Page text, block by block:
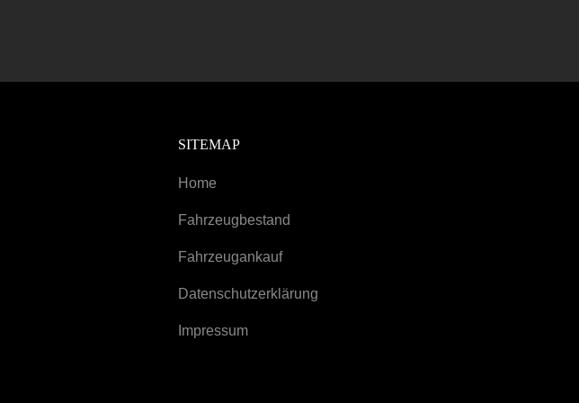
SITEMAP
Home
Fahrzeugbestand
Fahrzeugankauf
Datenschutzerklärung
Impressum